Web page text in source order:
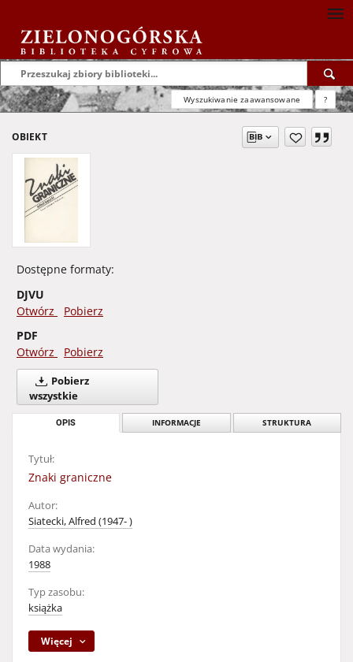
Wyszukiwanie zaawansowane ?
OBIEKT
Dostępne formaty:
DJVU
Otwórz
Pobierz
PDF
Otwórz
Pobierz
Pobierz
wszystkie
OPIS INFORMACJE STRUKTURA
Tytuł:
Znaki graniczne
Autor:
Siatecki, Alfred (1947- )
Data wydania:
1988
Typ zasobu:
książka
Więcej